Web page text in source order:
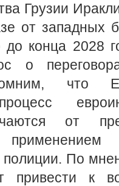
Грузии
от западных
до конца 2028
о
что
от
полиции. По
привести к